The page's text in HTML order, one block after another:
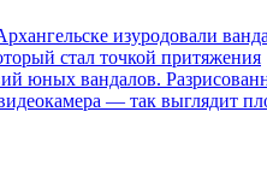
изуродовали
стал точкой притяжения
юных вандалов.
— так выглядит